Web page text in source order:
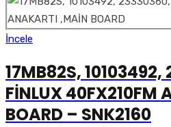
İncele
17MB82S,
FİNLUX 40FX210FM
BOARD – SNK2160